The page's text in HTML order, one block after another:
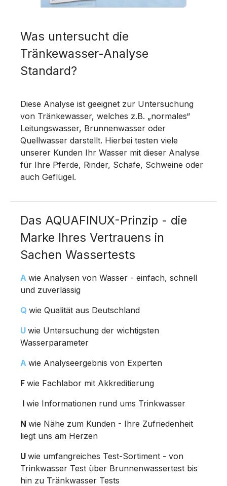
Was untersucht die
Tränkewasser-Analyse
Standard?
Diese Analyse ist geeignet zur Untersuchung
von Tränkewasser, welches z.B. „normales“
Leitungswasser, Brunnenwasser oder
Quellwasser darstellt. Hierbei testen viele
unserer Kunden Ihr Wasser mit dieser Analyse
für Ihre Pferde, Rinder, Schafe, Schweine oder
auch Geflügel.
Das AQUAFINUX-Prinzip - die
Marke Ihres Vertrauens in
Sachen Wassertests
A wie Analysen von Wasser - einfach, schnell
und zuverlässig
Q wie Qualität aus Deutschland
U wie Untersuchung der wichtigsten
Wasserparameter
A wie Analyseergebnis von Experten
F wie Fachlabor mit Akkreditierung
I wie Informationen rund ums Trinkwasser
N wie Nähe zum Kunden - Ihre Zufriedenheit
liegt uns am Herzen
U wie umfangreiches Test-Sortiment - von
Trinkwasser Test über Brunnenwassertest bis
hin zu Tränkwasser Tests